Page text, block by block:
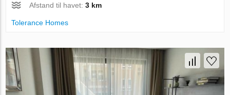
Afstand til havet:3 km
Tolerance Homes